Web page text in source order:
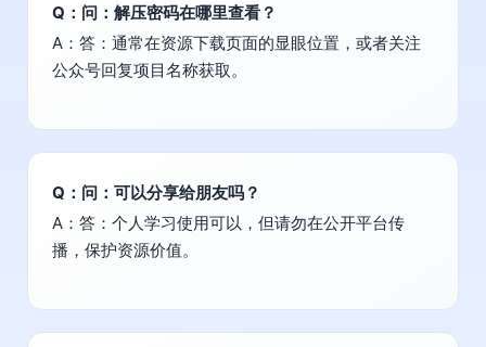
Q：问：解压密码在哪里查看？
A：答：通常在资源下载页面的显眼位置，或者关注
公众号回复项目名称获取。
Q：问：可以分享给朋友吗？
A：答：个人学习使用可以，但请勿在公开平台传
播，保护资源价值。